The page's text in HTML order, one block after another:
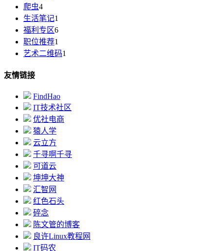
爬虫4
生活笔记1
福利专区6
职位推荐1
艺术二维码1
友情链接
FindHao
IT技术社区
优社电商
猿人学
云立方
千寻啊千寻
可道云
坤坤大神
汇智网
红色石头
碎念
陈文管的博客
良许Linux教程网
IT码农